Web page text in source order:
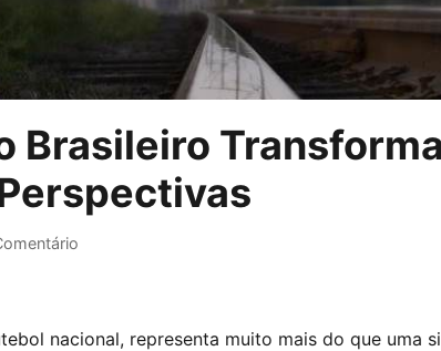
Brasileiro
nacional, representa muito mais do que uma